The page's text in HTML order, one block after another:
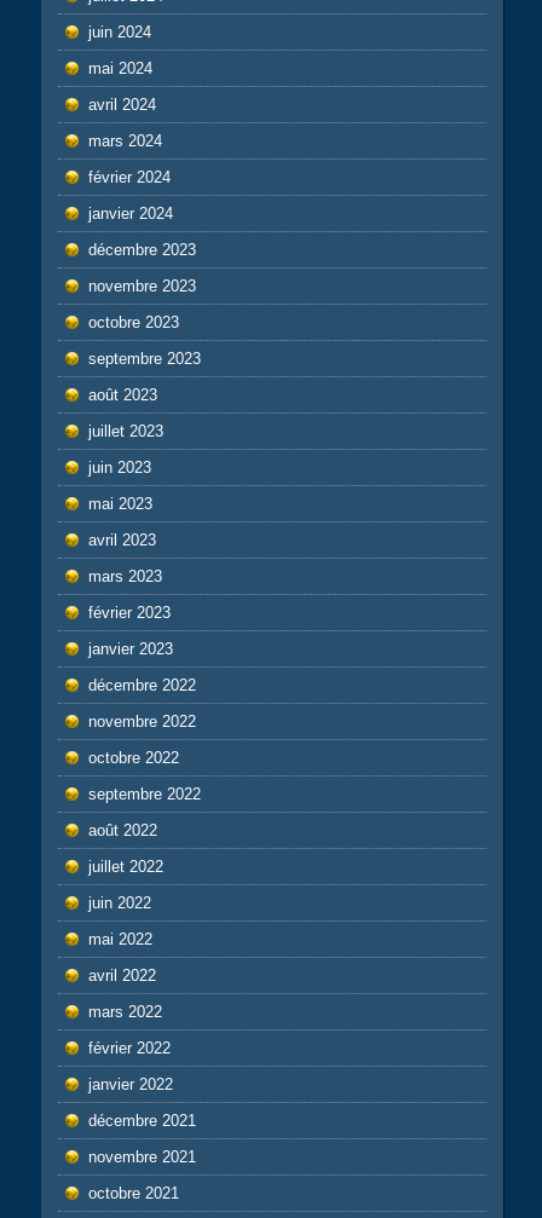
juin 2024
mai 2024
avril 2024
mars 2024
février 2024
janvier 2024
décembre 2023
novembre 2023
octobre 2023
septembre 2023
août 2023
juillet 2023
juin 2023
mai 2023
avril 2023
mars 2023
février 2023
janvier 2023
décembre 2022
novembre 2022
octobre 2022
septembre 2022
août 2022
juillet 2022
juin 2022
mai 2022
avril 2022
mars 2022
février 2022
janvier 2022
décembre 2021
novembre 2021
octobre 2021